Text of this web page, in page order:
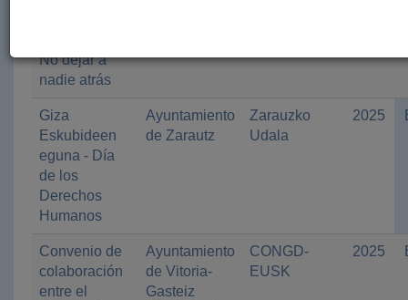
No dejar a
nadie atrás
Giza
Eskubideen
eguna - Día
de los
Derechos
Humanos
Ayuntamiento
de Zarautz
Zarauzko
Udala
2025
Convenio de
colaboración
entre el
Ayuntamiento
de Vitoria-
Gasteiz
CONGD-
EUSK
2025